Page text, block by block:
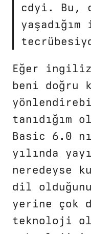
cdyi. Bu,
Eğer
beni doğru
tanıdığım
Basic 6.0
yılında
neredeyse
dil
yerine çok
teknoloji